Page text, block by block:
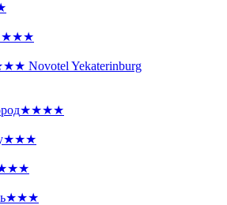
Novotel Yekaterinburg
★★★★
★★★
★★★